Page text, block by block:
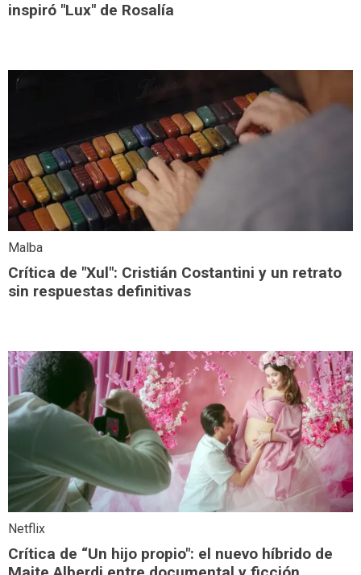
inspiró "Lux" de Rosalía
Malba
Crítica de "Xul": Cristián Costantini y un retrato
sin respuestas definitivas
Netflix
Crítica de “Un hijo propio": el nuevo híbrido de